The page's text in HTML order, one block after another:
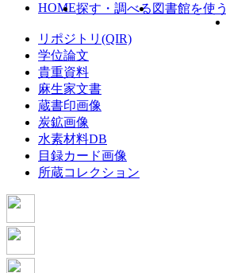
HOME探す・調べる 図書館を使う
リポジトリ(QIR)
学位論文
貴重資料
麻生家文書
蔵書印画像
炭鉱画像
水素材料DB
目録カード画像
所蔵コレクション